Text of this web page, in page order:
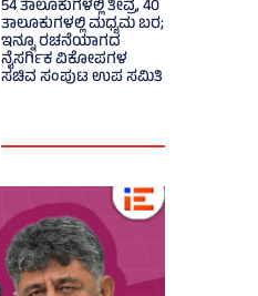
54 ತಾಲೂಕುಗಳಲ್ಲಿ ತೀವ್ರ, 40
ತಾಲೂಕುಗಳಲ್ಲಿ ಮಧ್ಯಮ ಬರ;
ಇನ್ನೂ ರಚನೆಯಾಗದ
ನೈಸರ್ಗಿಕ ವಿಕೋಪಗಳ
ಸಚಿವ ಸಂಪುಟ ಉಪ ಸಮಿತಿ